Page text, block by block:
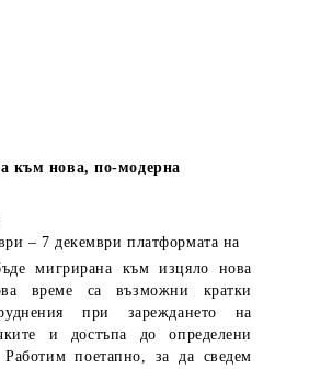
към нова, по-модерна
– 7 декември платформата на
мигрирана към изцяло нова
време са възможни кратки
при зареждането на
и достъпа до определени
поетапно, за да сведем